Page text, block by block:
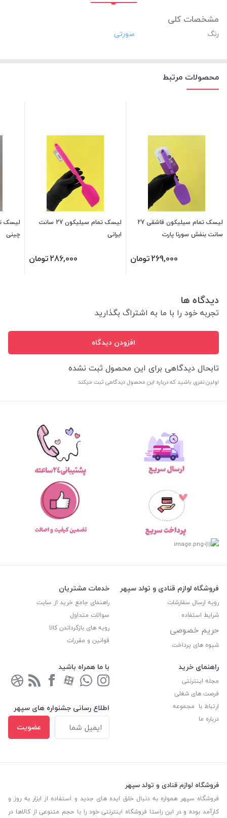
مشخصات کلی
رنگ
محصولات مرتبط
لیسک تمام سیلیکون قاشقی 27
سانت بنفش سورنا پارت
269,000تومان
لیسک تمام سیلیکون 27 سانت
ایرانی
286,000تومان
چینی
دیدگاه ها
تجربه خود را با ما به اشتراگ بگذارید
افزودن دیدگاه
تابحال دیدگاهی برای این محصول ثبت نشده
اولین نفری باشید که درباره این محصول دیدگاهی ثبت میکند
فروشگاه لوازم قنادی و تولد سپهر
رویه ارسال سفارشات
شرایط استفاده
حریم خصوصی
شیوه های پرداخت
خدمات مشتریان
راهنمای جامع خرید از سایت
سوالات متداول
رویه های بازگرداندن کالا
قوانین و مقررات
راهنمای خرید
مجله اینترنتی
فرصت های شغلی
ارتباط با مجموعه
درباره ما
با ما همراه باشید
اطلاع رسانی جشنواره های سپهر
عضویت
فروشگاه لوازم قنادی و تولد سپهر
فروشگاه سپهر همواره به دنبال خلق ایده های جدید و استفاده از ابزار به روز و
کارآمد بوده و در این راستا فروشگاه اینترنتی خود را با حجم متنوعی از کالاها در